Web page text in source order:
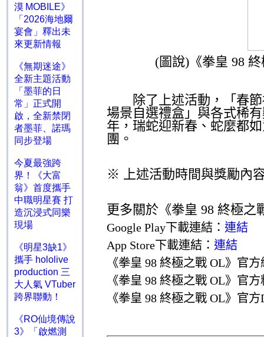
漠 MOBILE》
「2026海地爾
宴會」釋出未
來更新情報
《無期迷途》
全新主題活動
「墨菲的日
常」正式開
啟，全新禁閉
者墨菲、諾瑪
同步登場
今夏最強跨
界！《大富
翁》首度攜手
中職明星賽 打
造沉浸式同樂
現場
《明星3缺1》
攜手 hololive
production 三
大人氣 VTuber
跨界聯動！
《RO仙境傳說
3》「啟燃測
(圖說)《拳皇 98
除了上述活動，「春節
場景自選禮盒」與各式稀
年，瑞蛇迎新春、蛇麼都
團。
※ 上述活動時間與獎勵內
更多關於《拳皇 98 終極之
Google Play下載連結： 連結
App Store下載連結： 連結
《拳皇 98 終極之戰 OL》官方
《拳皇 98 終極之戰 OL》官方
《拳皇 98 終極之戰 OL》官方